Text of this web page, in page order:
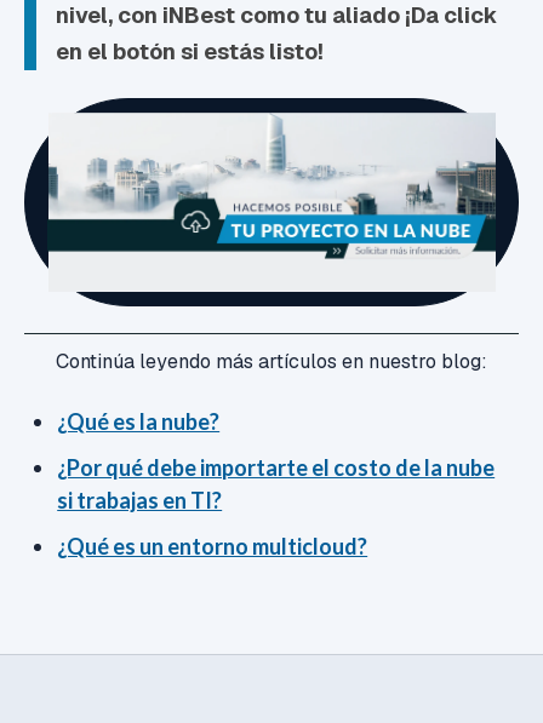
nivel, con iNBest como tu aliado ¡Da click
en el botón si estás listo!
Continúa leyendo más artículos en nuestro blog:
¿Qué es la nube?
¿Por qué debe importarte el costo de la nube
si trabajas en TI?
¿Qué es un entorno multicloud?